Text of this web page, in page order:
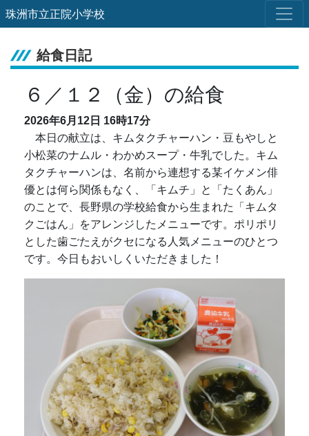
珠洲市立正院小学校
給食日記
６／１２（金）の給食
2026年6月12日 16時17分
本日の献立は、キムタクチャーハン・豆もやしと
小松菜のナムル・わかめスープ・牛乳でした。キム
タクチャーハンは、名前から連想する某イケメン俳
優とは何ら関係もなく、「キムチ」と「たくあん」
のことで、長野県の学校給食から生まれた「キムタ
クごはん」をアレンジしたメニューです。ポリポリ
とした歯ごたえがクセになる人気メニューのひとつ
です。今日もおいしくいただきました！